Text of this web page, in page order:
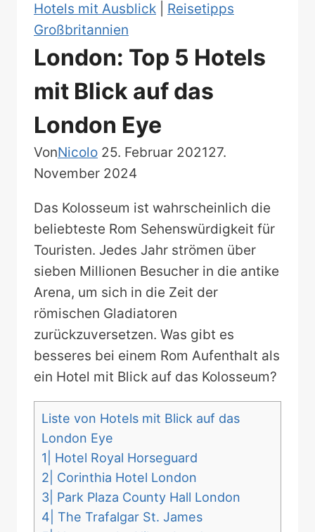
Hotels mit Ausblick
Reisetipps
Großbritannien
London: Top 5 Hotels
mit Blick auf das
London Eye
VonNicolo 25. Februar 202127.
November 2024
Das Kolosseum ist wahrscheinlich die
beliebteste Rom Sehenswürdigkeit für
Touristen. Jedes Jahr strömen über
sieben Millionen Besucher in die antike
Arena, um sich in die Zeit der
römischen Gladiatoren
zurückzuversetzen. Was gibt es
besseres bei einem Rom Aufenthalt als
ein Hotel mit Blick auf das Kolosseum?
Liste von Hotels mit Blick auf das
London Eye
1| Hotel Royal Horseguard
2| Corinthia Hotel London
3| Park Plaza County Hall London
4| The Trafalgar St. James